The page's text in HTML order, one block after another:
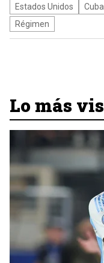
Estados Unidos Cuba
Régimen
Lo más